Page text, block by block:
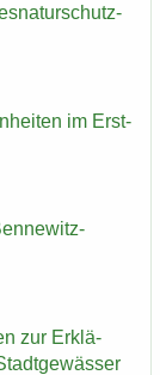
im Erst­
zur Er­klä­